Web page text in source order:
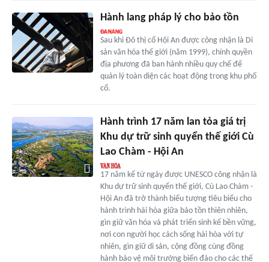
Hành lang pháp lý cho bảo tồn
Sau khi Đô thị cổ Hội An được công nhận là Di
sản văn hóa thế giới (năm 1999), chính quyền
địa phương đã ban hành nhiều quy chế để
quản lý toàn diện các hoạt động trong khu phố
cổ.
Hành trình 17 năm lan tỏa giá trị
Khu dự trữ sinh quyển thế giới Cù
Lao Chàm - Hội An
17 năm kể từ ngày được UNESCO công nhận là
Khu dự trữ sinh quyển thế giới, Cù Lao Chàm -
Hội An đã trở thành biểu tượng tiêu biểu cho
hành trình hài hòa giữa bảo tồn thiên nhiên,
gìn giữ văn hóa và phát triển sinh kế bền vững,
nơi con người học cách sống hài hòa với tự
nhiên, gìn giữ di sản, cộng đồng cùng đồng
hành bảo vệ môi trường biển đảo cho các thế